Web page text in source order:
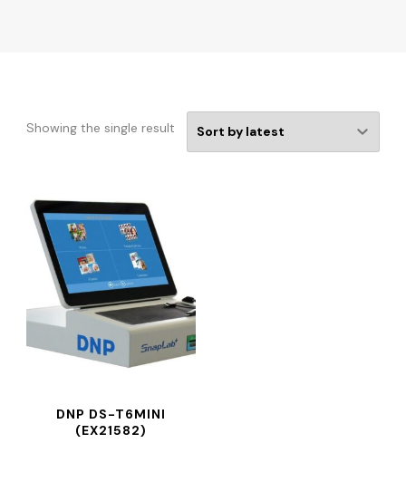
Showing the single result
DNP DS-T6MINI
(EX21582)